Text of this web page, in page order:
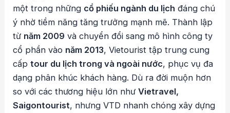
một trong những cổ phiếu ngành du lịch đáng chú
ý nhờ tiềm năng tăng trưởng mạnh mẽ. Thành lập
từ năm 2009 và chuyển đổi sang mô hình công ty
cổ phần vào năm 2013, Vietourist tập trung cung
cấptour du lịch trong và ngoài nước, phục vụ đa
dạng phân khúc khách hàng. Dù ra đời muộn hơn
so với các thương hiệu lớn nhưVietravel,
Saigontourist, nhưng VTD nhanh chóng xây dựng